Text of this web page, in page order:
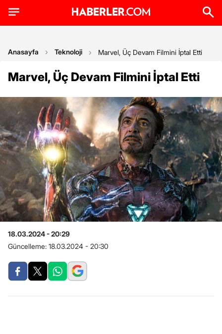
Anasayfa Teknoloji Marvel, Üç Devam Filmini İptal Etti
Marvel, Üç Devam Filmini İptal Etti
18.03.2024 - 20:29
Güncelleme: 18.03.2024 - 20:30